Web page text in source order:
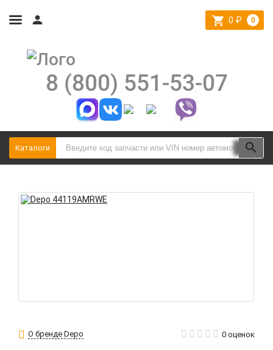
0 ₽ 0
8 (800) 551-53-07
Каталоги
О бренде Depo 0 оценок